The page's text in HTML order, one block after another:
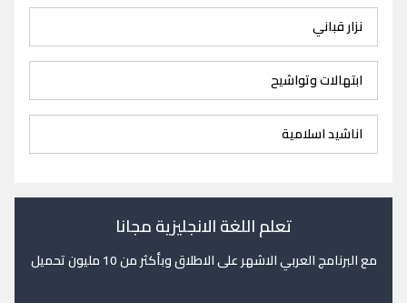
نزار قباني
ابتهالات وتواشيح
اناشيد اسلامية
تعلم اللغة الانجليزية مجانا
مع البرنامج العربي الاشهر على الاطلاق وبأكثر من 10 مليون تحميل